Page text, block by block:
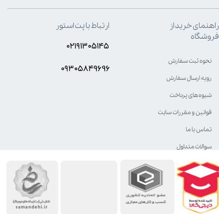
راهنمای خرید از
فروشگاه
نحوه ثبت سفارش
رویه ارسال سفارش
شیوه‌های پرداخت
قوانین و مقررات سایت
تماس با ما
سوالات متداول
ارتباط با پت استور
۰۲۱۹۱۳۰۵۱۴۵
۰۹۳۰۵8۴9696